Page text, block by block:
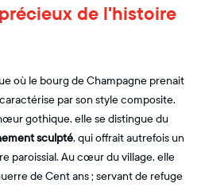
de l'histoire
où le bourg de Champagne prenait
par son style composite.
gothique, elle se distingue du
sculpté, qui offrait autrefois un
paroissial. Au cœur du village, elle
de Cent ans ; servant de refuge